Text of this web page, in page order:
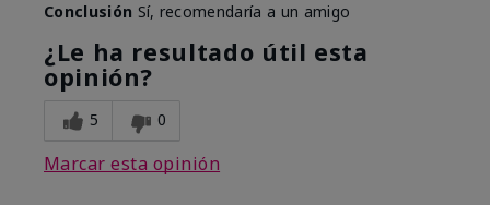
Conclusión Sí, recomendaría a un amigo
¿Le ha resultado útil esta
opinión?
5 0
Marcar esta opinión